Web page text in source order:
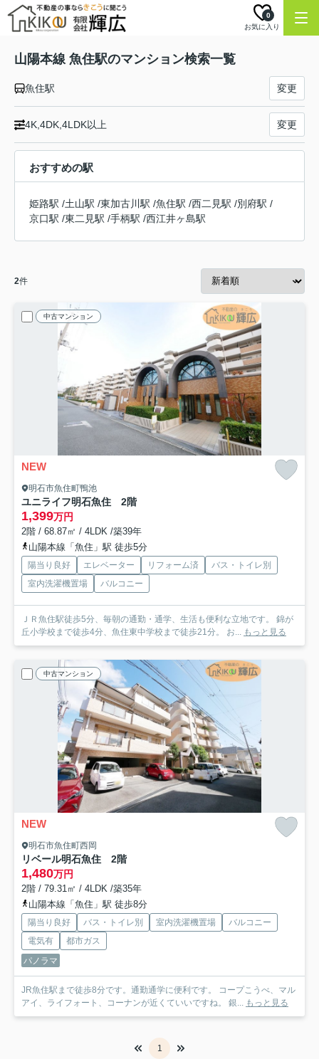
お気に入り
0
山陽本線 魚住駅のマンション検索一覧
魚住駅 変更
4K,4DK,4LDK以上 変更
おすすめの駅
姫路駅 /土山駅 /東加古川駅 /魚住駅 /西二見駅 /別府駅 /
京口駅 /東二見駅 /手柄駅 /西江井ヶ島駅
2件
中古マンション
NEW
明石市魚住町鴨池
ユニライフ明石魚住 2階
1,399万円
2階 / 68.87㎡ / 4LDK /築39年
山陽本線「魚住」駅 徒歩5分
陽当り良好 エレベーター リフォーム済
バス・トイレ別
室内洗濯機置場
バルコニー
ＪＲ魚住駅徒歩5分、毎朝の通勤・通学、生活も便利な立地です。 錦が
丘小学校まで徒歩4分、魚住東中学校まで徒歩21分。 お... もっと見る
中古マンション
NEW
明石市魚住町西岡
リベール明石魚住 2階
1,480万円
2階 / 79.31㎡ / 4LDK /築35年
山陽本線「魚住」駅 徒歩8分
陽当り良好 バス・トイレ別 室内洗濯機置場
バルコニー
電気有
都市ガス
パノラマ
JR魚住駅まで徒歩8分です。通勤通学に便利です。 コープこうべ、マル
アイ、ライフォート、コーナンが近くていいですね。 銀... もっと見る
1